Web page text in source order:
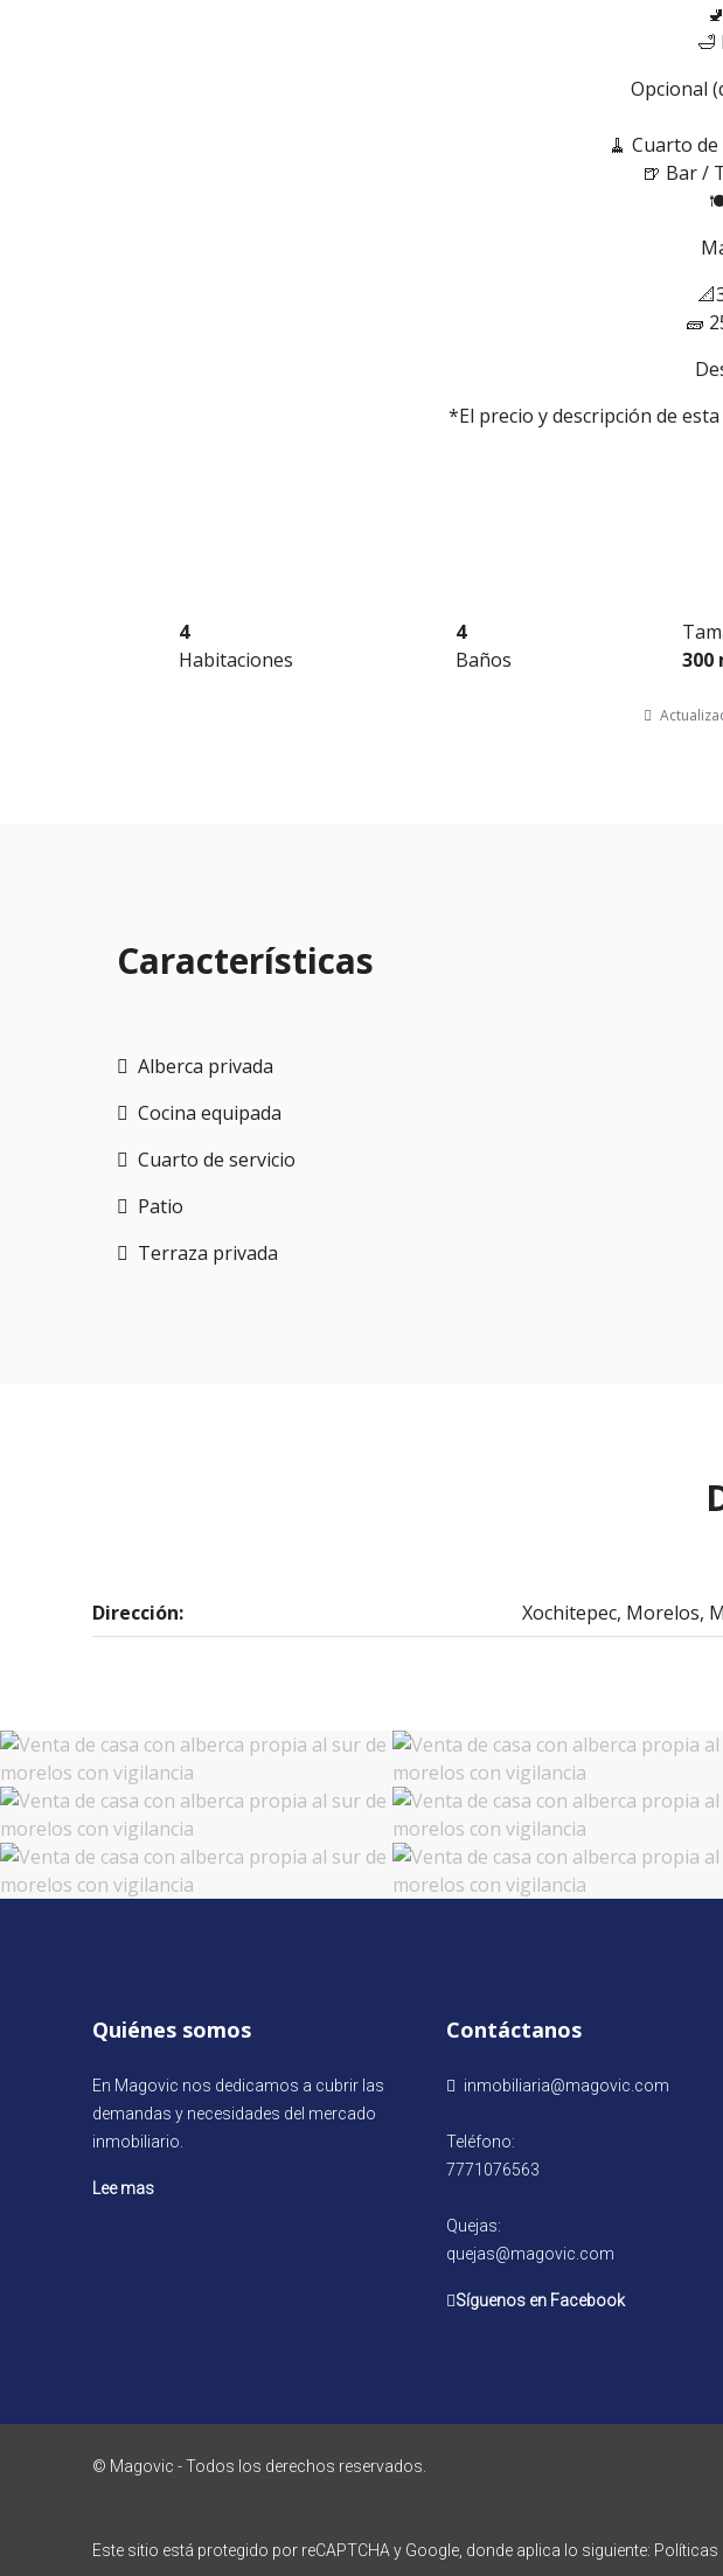
🛁
Opcional
🧹 Cuarto
🍺 Bar /
🧱
*El precio y descripción de
4
Habitaciones
4
Baños
300
Características
Alberca privada
Cocina equipada
Cuarto de servicio
Patio
Terraza privada
Dirección: Xochitepec, Morelos,
Quiénes somos
En Magovic nos dedicamos a cubrir las
demandas y necesidades del mercado
inmobiliario.
Lee mas
Contáctanos
inmobiliaria@magovic.com
Teléfono:
7771076563
Quejas:
quejas@magovic.com
Síguenos en Facebook
© Magovic - Todos los derechos reservados.
Este sitio está protegido por reCAPTCHA y Google, donde aplica lo siguiente: Políticas